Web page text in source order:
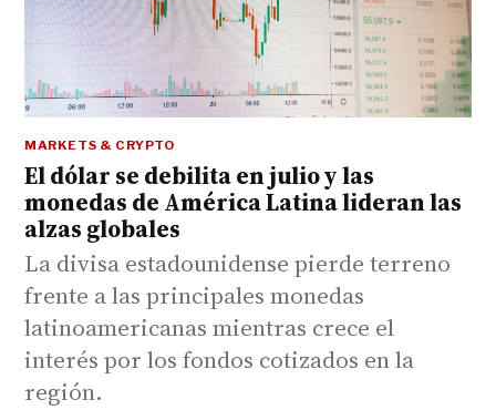
MARKETS & CRYPTO
El dólar se debilita en julio y las
monedas de América Latina lideran las
alzas globales
La divisa estadounidense pierde terreno
frente a las principales monedas
latinoamericanas mientras crece el
interés por los fondos cotizados en la
región.